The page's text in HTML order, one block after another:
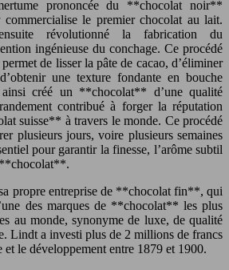
prononcée du **chocolat noir**
le premier chocolat au lait.
révolutionné la fabrication du
ingénieuse du conchage. Ce procédé
de lisser la pâte de cacao, d’éliminer
une texture fondante en bouche
créé un **chocolat** d’une qualité
contribué à forger la réputation
suisse** à travers le monde. Ce procédé
plusieurs jours, voire plusieurs semaines
pour garantir la finesse, l’arôme subtil
**chocolat**.
propre entreprise de **chocolat fin**, qui
des marques de **chocolat** les plus
au monde, synonyme de luxe, de qualité
Lindt a investi plus de 2 millions de francs
et le développement entre 1879 et 1900.